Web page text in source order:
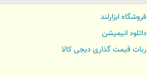
فروشگاه ابزارلند
داتلود انیمیشن
ربات قیمت گذاری دیجی کالا